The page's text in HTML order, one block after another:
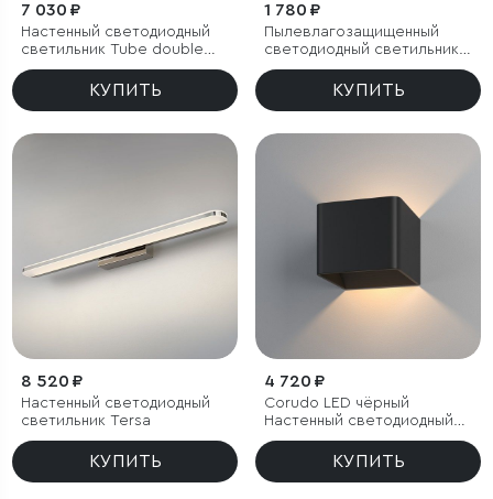
7 030 ₽
Настенный светодиодный
светильник Tube double
черный IP54
КУПИТЬ
1 780 ₽
Пылевлагозащищенный
светодиодный светильник
15W 4200K IP65
КУПИТЬ
8 520 ₽
Настенный светодиодный
светильник Tersa
КУПИТЬ
4 720 ₽
Corudo LED чёрный
Настенный светодиодный
светильник
КУПИТЬ